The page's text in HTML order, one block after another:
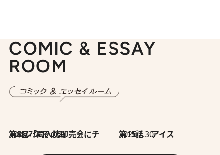
COMIC & ESSAY
ROOM
2026.7.30
第8回「同人誌即売会にチャレンジ その2」 2026.7.30
第15話 アイス